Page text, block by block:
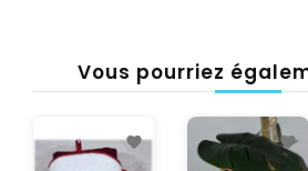
Vous pourriez